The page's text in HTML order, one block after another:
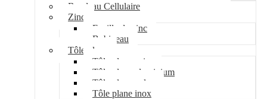
Bandeau Cellulaire
Zinc
Feuille de zinc
Bobineau
Tôle plane
Tôle plane acier
Tôle plane aluminium
Tôle plane galva
Tôle plane inox